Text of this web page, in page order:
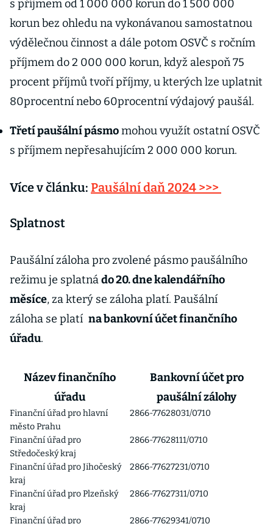
s příjmem od 1 000 000 korun do 1 500 000
korun bez ohledu na vykonávanou samostatnou
výdělečnou činnost a dále potom OSVČ s ročním
příjmem do 2 000 000 korun, když alespoň 75
procent příjmů tvoří příjmy, u kterých lze uplatnit
80procentní nebo 60procentní výdajový paušál.
Třetí paušální pásmomohou využít ostatní OSVČ
s příjmem nepřesahujícím 2 000 000 korun.
Více v článku: Paušální daň 2024 >>>
Splatnost
Paušální záloha pro zvolené pásmo paušálního
režimu je splatnádo 20. dne kalendářního
měsíce, za který se záloha platí. Paušální
záloha se platí na bankovní účet finančního
úřadu.
Název finančního
úřadu
Bankovní účet pro
paušální zálohy
Finanční úřad pro hlavní
město Prahu
2866-77628031/0710
Finanční úřad pro
Středočeský kraj
2866-77628111/0710
Finanční úřad pro Jihočeský
kraj
2866-77627231/0710
Finanční úřad pro Plzeňský
kraj
2866-77627311/0710
Finanční úřad pro 2866-77629341/0710